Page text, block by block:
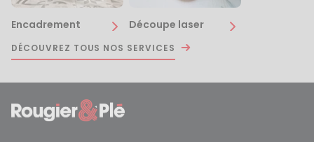
Encadrement Découpe laser
DÉCOUVREZ TOUS NOS SERVICES